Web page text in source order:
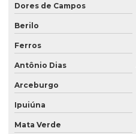
Dores de Campos
Berilo
Ferros
Antônio Dias
Arceburgo
Ipuiúna
Mata Verde